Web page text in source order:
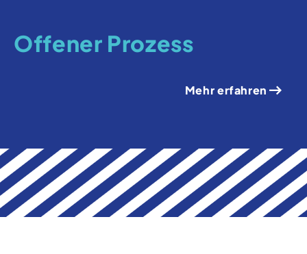
Offener Prozess
Mehr erfahren